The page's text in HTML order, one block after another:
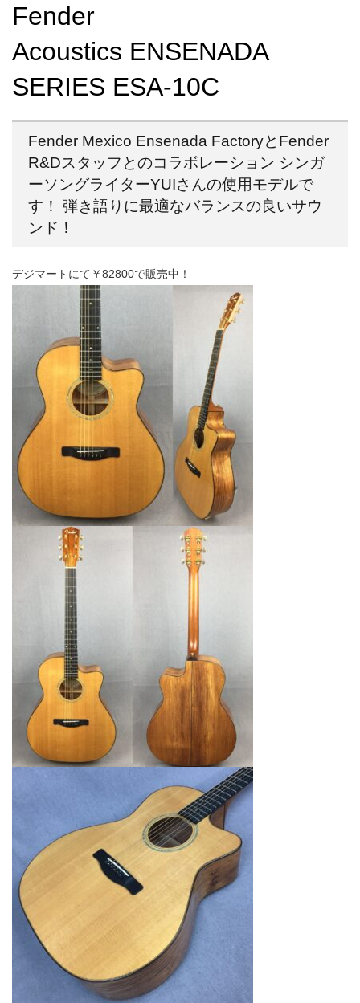
Fender
Acoustics ENSENADA
SERIES ESA-10C
Fender Mexico Ensenada FactoryとFender
R&Dスタッフとのコラボレーション シンガ
ーソングライターYUIさんの使用モデルで
す！ 弾き語りに最適なバランスの良いサウ
ンド！
デジマートにて￥82800で販売中！